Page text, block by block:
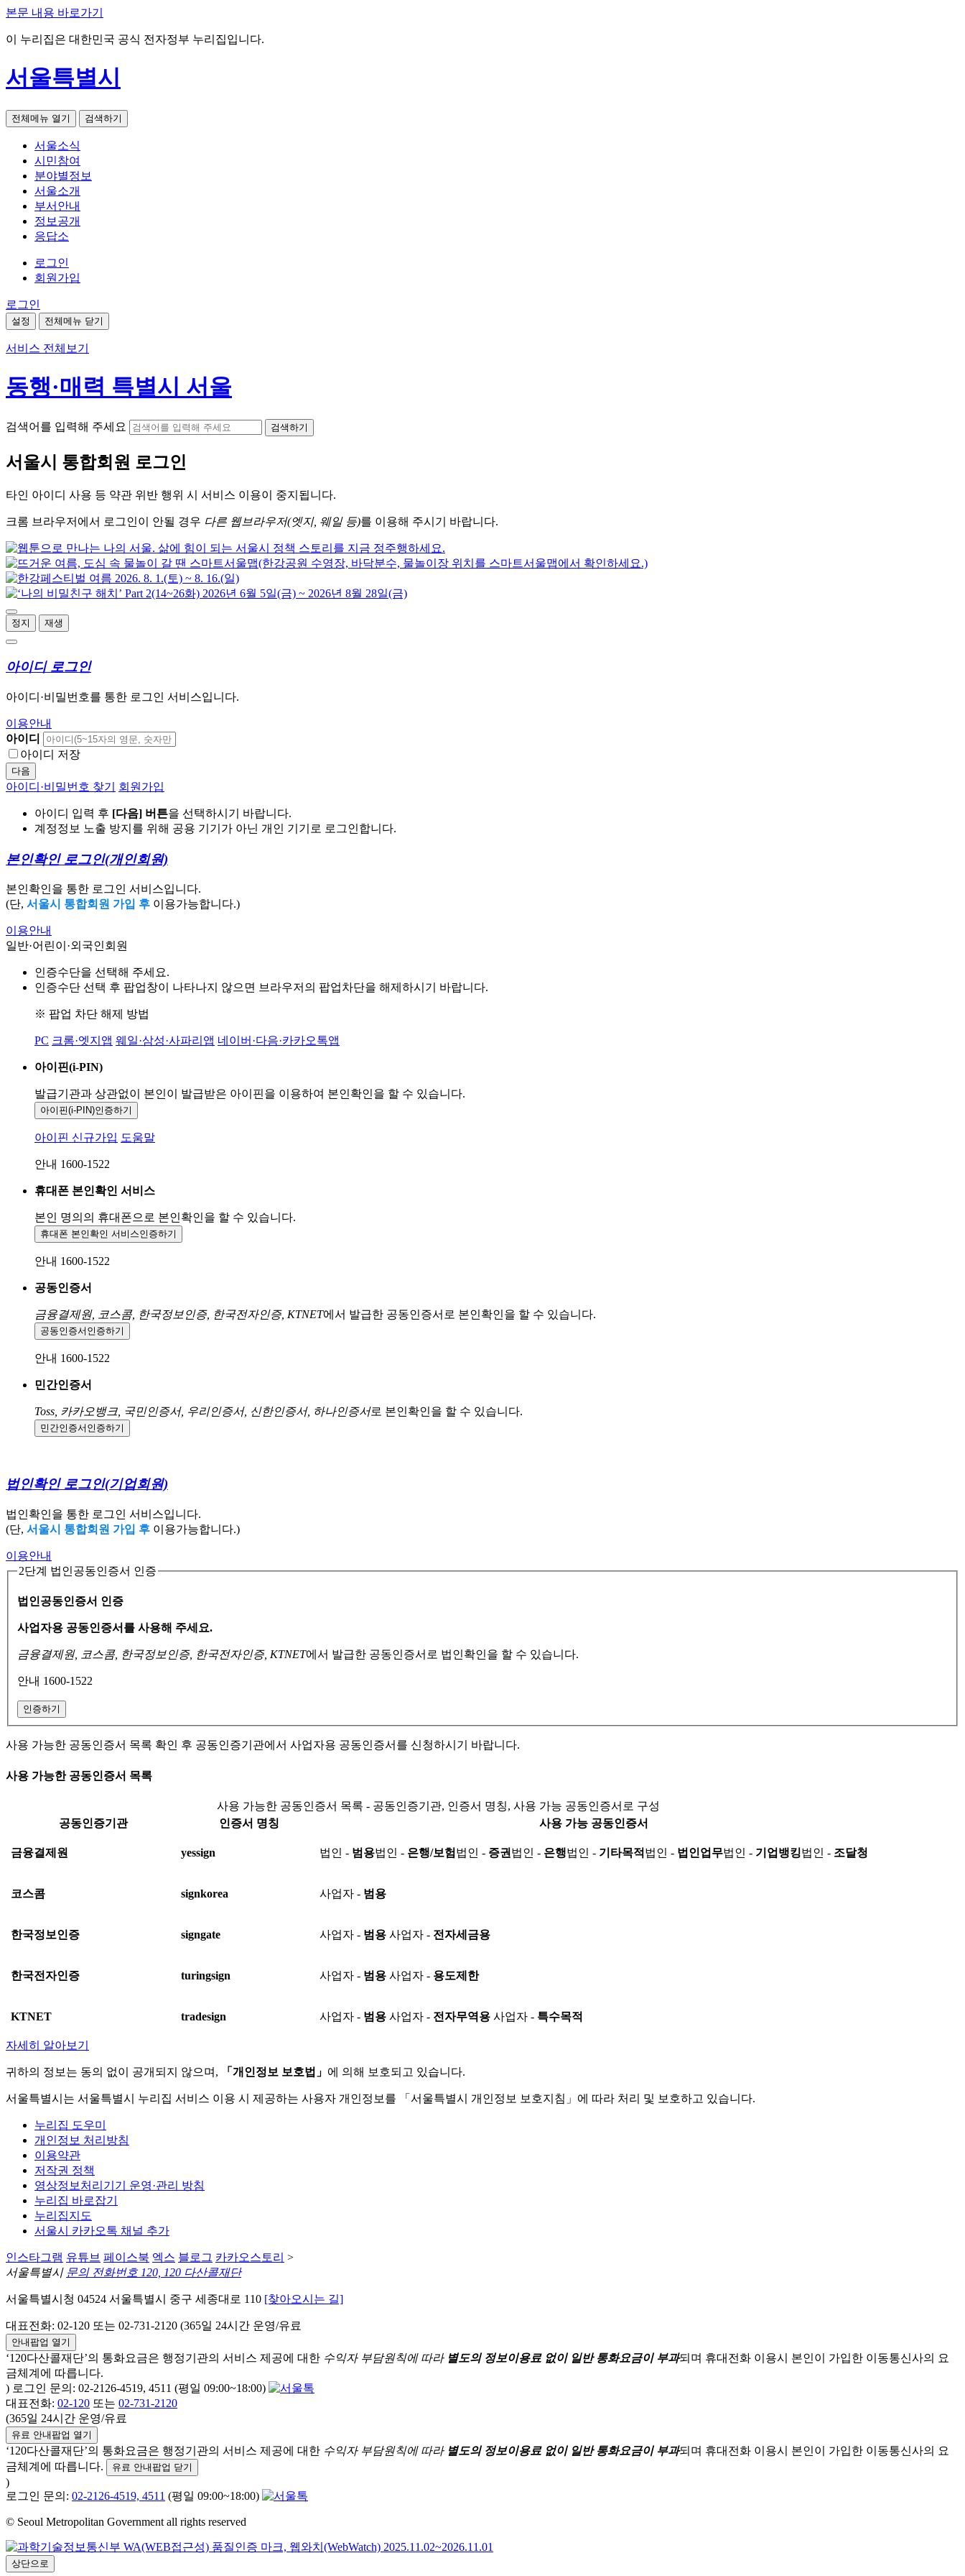
본문 내용 바로가기
이 누리집은 대한민국 공식 전자정부 누리집입니다.
서울특별시
전체메뉴 열기 검색하기
서울소식
시민참여
분야별정보
서울소개
부서안내
정보공개
응답소
로그인
회원가입
로그인
설정 전체메뉴 닫기
서비스 전체보기
동행·매력 특별시 서울
검색어를 입력해 주세요 검색하기
서울시 통합회원 로그인
타인 아이디 사용 등 약관 위반 행위 시 서비스 이용이 중지됩니다.
크롬 브라우저에서 로그인이 안될 경우 다른 웹브라우저(엣지, 웨일 등)를 이용해 주시기 바랍니다.
정지 재생
아이디 로그인
아이디·비밀번호를 통한 로그인 서비스입니다.
이용안내
아이디
아이디 저장
다음
아이디·비밀번호 찾기 회원가입
아이디 입력 후 [다음] 버튼을 선택하시기 바랍니다.
계정정보 노출 방지를 위해 공용 기기가 아닌 개인 기기로 로그인합니다.
본인확인 로그인(개인회원)
본인확인을 통한 로그인 서비스입니다.
(단, 서울시 통합회원 가입 후 이용가능합니다.)
이용안내
일반·어린이·외국인회원
인증수단을 선택해 주세요.
인증수단 선택 후 팝업창이 나타나지 않으면 브라우저의 팝업차단을 해제하시기 바랍니다.
※ 팝업 차단 해제 방법
PC 크롬·엣지앱 웨일·삼성·사파리앱 네이버·다음·카카오톡앱
아이핀(i-PIN)
발급기관과 상관없이 본인이 발급받은 아이핀을 이용하여 본인확인을 할 수 있습니다.
아이핀(i-PIN)인증하기
아이핀 신규가입 도움말
안내 1600-1522
휴대폰 본인확인 서비스
본인 명의의 휴대폰으로 본인확인을 할 수 있습니다.
휴대폰 본인확인 서비스인증하기
안내 1600-1522
공동인증서
금융결제원, 코스콤, 한국정보인증, 한국전자인증, KTNET에서 발급한 공동인증서로 본인확인을 할 수 있습니다.
공동인증서 인증하기
안내 1600-1522
민간인증서
Toss, 카카오뱅크, 국민인증서, 우리인증서, 신한인증서, 하나인증서로 본인확인을 할 수 있습니다.
민간인증서 인증하기
법인확인 로그인(기업회원)
법인확인을 통한 로그인 서비스입니다.
(단, 서울시 통합회원 가입 후 이용가능합니다.)
이용안내
2단계 법인공동인증서 인증
법인공동인증서 인증
사업자용 공동인증서를 사용해 주세요.
금융결제원, 코스콤, 한국정보인증, 한국전자인증, KTNET에서 발급한 공동인증서로 법인확인을 할 수 있습니다.
안내 1600-1522
인증하기
사용 가능한 공동인증서 목록 확인 후 공동인증기관에서 사업자용 공동인증서를 신청하시기 바랍니다.
사용 가능한 공동인증서 목록
사용 가능한 공동인증서 목록 - 공동인증기관, 인증서 명칭, 사용 가능 공동인증서로 구성
공동인증기관
인증서 명칭 사용 가능 공동인증서
금융결제원 yessign 법인 - 범용법인 - 은행/보험 법인 - 증권 법인 - 은행법인 - 기타목적 법인 - 법인업무법인 - 기업뱅킹법인 - 조달청
코스콤 signkorea 사업자 - 범용
한국정보인증 signgate 사업자 - 범용 사업자 - 전자세금용
한국전자인증 turingsign 사업자 - 범용 사업자 - 용도제한
KTNET tradesign 사업자 - 범용 사업자 - 전자무역용 사업자 - 특수목적
자세히 알아보기
귀하의 정보는 동의 없이 공개되지 않으며, 「개인정보 보호법」 에 의해 보호되고 있습니다.
서울특별시는 서울특별시 누리집 서비스 이용 시 제공하는 사용자 개인정보를 「서울특별시 개인정보 보호지침」에 따라 처리 및 보호하고 있습니다.
누리집 도우미
개인정보 처리방침
이용약관
저작권 정책
영상정보처리기기 운영·관리 방침
누리집 바로잡기
누리집지도
서울시 카카오톡 채널 추가
인스타그램 유튜브 페이스북 엑스 블로그 카카오스토리 >
서울특별시 문의 전화번호 120, 120 다산콜재단
서울특별시청 04524 서울특별시 중구 세종대로 110 [찾아오시는 길]
대표전화: 02-120 또는 02-731-2120 (365일 24시간 운영/유료
안내팝업 열기
‘120다산콜재단’의 통화요금은 행정기관의 서비스 제공에 대한 수익자 부담원칙에 따라 별도의 정보이용료 없이 일반 통화요금이 부과되며 휴대전화 이용시 본인이 가입한 이동통신사의 요
금체계에 따릅니다.
) 로그인 문의: 02-2126-4519, 4511 (평일 09:00~18:00)
대표전화: 02-120 또는 02-731-2120
(365일 24시간 운영/유료
유료 안내팝업 열기
‘120다산콜재단’의 통화요금은 행정기관의 서비스 제공에 대한 수익자 부담원칙에 따라 별도의 정보이용료 없이 일반 통화요금이 부과되며 휴대전화 이용시 본인이 가입한 이동통신사의 요
금체계에 따릅니다.
유료 안내팝업 닫기
)
로그인 문의: 02-2126-4519, 4511 (평일 09:00~18:00)
© Seoul Metropolitan Government all rights reserved
상단으로